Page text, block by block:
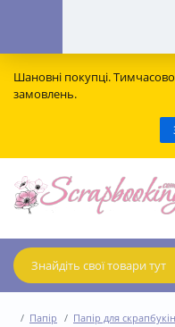
Шановні покупці.
замовлень.
Папір Папір для